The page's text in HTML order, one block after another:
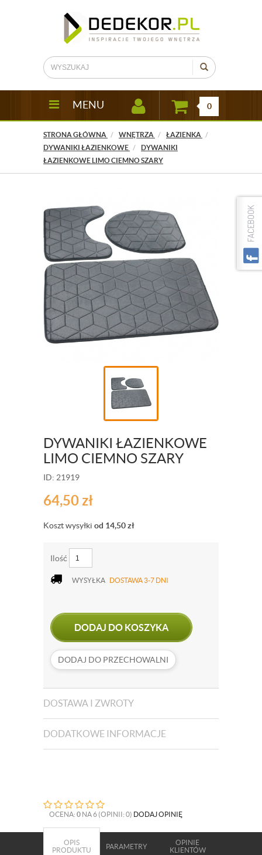
MENU 0
STRONA GŁÓWNA WNĘTRZA
ŁAZIENKA
DYWANIKI ŁAZIENKOWE
DYWANIKI
ŁAZIENKOWE LIMO CIEMNO SZARY
DYWANIKI ŁAZIENKOWE
LIMO CIEMNO SZARY
ID: 21919
64,50zł
Koszt wysyłki od 14,50zł
Ilość
WYSYŁKA DOSTAWA 3-7 DNI
DODAJ DO KOSZYKA
DODAJ DO PRZECHOWALNI
DOSTAWA I ZWROTY
DODATKOWE INFORMACJE
OCENA: 0 NA 6 (OPINII: 0) DODAJ OPINIĘ
OPIS
PRODUKTU
PARAMETRY
OPINIE
KLIENTÓW